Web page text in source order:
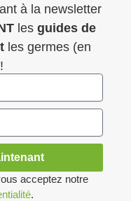
à la newsletter
les guides de
les germes (en
acceptez notre
.